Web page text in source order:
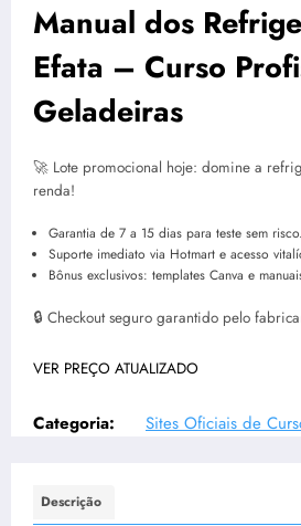
Manual dos
Efata – Curso
Geladeiras
🚀 Lote promocional hoje: domine a
renda!
Garantia de 7 a 15 dias para teste sem risco.
Suporte imediato via Hotmart e acesso
Bônus exclusivos: templates Canva e
🔒 Checkout seguro garantido pelo
VER PREÇO ATUALIZADO
Categoria: Sites Oficiais de
Descrição